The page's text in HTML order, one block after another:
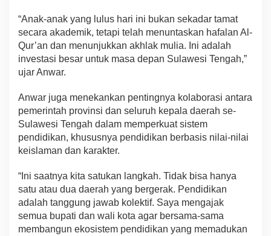
“Anak-anak yang lulus hari ini bukan sekadar tamat
secara akademik, tetapi telah menuntaskan hafalan Al-
Qur’an dan menunjukkan akhlak mulia. Ini adalah
investasi besar untuk masa depan Sulawesi Tengah,”
ujar Anwar.
Anwar juga menekankan pentingnya kolaborasi antara
pemerintah provinsi dan seluruh kepala daerah se-
Sulawesi Tengah dalam memperkuat sistem
pendidikan, khususnya pendidikan berbasis nilai-nilai
keislaman dan karakter.
“Ini saatnya kita satukan langkah. Tidak bisa hanya
satu atau dua daerah yang bergerak. Pendidikan
adalah tanggung jawab kolektif. Saya mengajak
semua bupati dan wali kota agar bersama-sama
membangun ekosistem pendidikan yang memadukan